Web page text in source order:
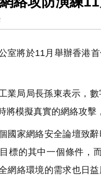
室將於11月舉辦香港
業局局長孫東表示，
將模擬真實的網絡攻擊
國家網絡安全論壇致
標的其中一個條件，
網絡環境的需求也日